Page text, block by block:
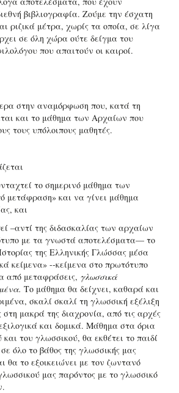
βιβλιογραφία. Ζούμε την έσχατη
ριζικά μέτρα, χωρίς τα οποία, σε λίγα
σε όλη χώρα ούτε δείγμα του
που απαιτούν οι καιροί.
στην αναμόρφωση που, κατά τη
και το μάθημα των Αρχαίων που
τους υπόλοιπους μαθητές.
το σημερινό μάθημα των
μετάφραση» και να γίνει μάθημα
και
–αντί της διδασκαλίας των αρχαίων
με τα γνωστά αποτελέσματα— το
της Ελληνικής Γλώσσας μέσα
κείμενα» --κείμενα στο πρωτότυπο
από μεταφράσεις, γλωσσικά
Το μάθημα θα δείχνει, καθαρά και
σκαλί σκαλί τη γλωσσική εξέλιξη
στη μακρά της διαχρονία, από τις αρχές
και δομικά. Μάθημα στα όρια
και του γλωσσικού, θα εκθέτει το παιδί
όλο το βάθος της γλωσσικής μας
θα το εξοικειώνει με τον ζωντανό
μας παρόντος με το γλωσσικό